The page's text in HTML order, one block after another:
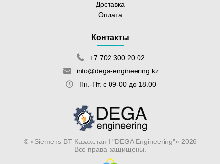
© «Siemens BT Казахстан I "DEGA Engineering"» 2026
Все права защищены.
Доставка
Оплата
Контакты
+7 702 300 20 02
info@dega-engineering.kz
Пн.-Пт. с 09-00 до 18.00